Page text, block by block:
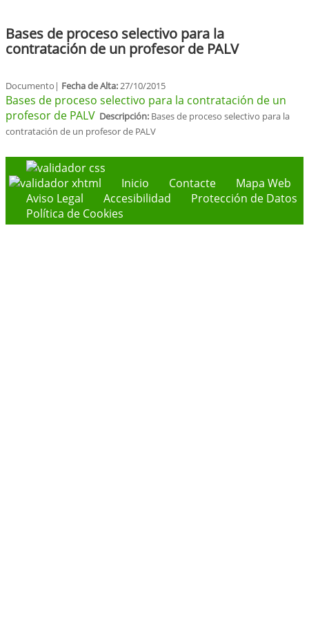
Bases de proceso selectivo para la
contratación de un profesor de PALV
Documento| Fecha de Alta:27/10/2015
Bases de proceso selectivo para la contratación de un
profesor de PALV Descripción: Bases de proceso selectivo para la
contratación de un profesor de PALV
Inicio Contacte
Mapa Web
Aviso Legal
Accesibilidad
Protección de Datos
Política de Cookies